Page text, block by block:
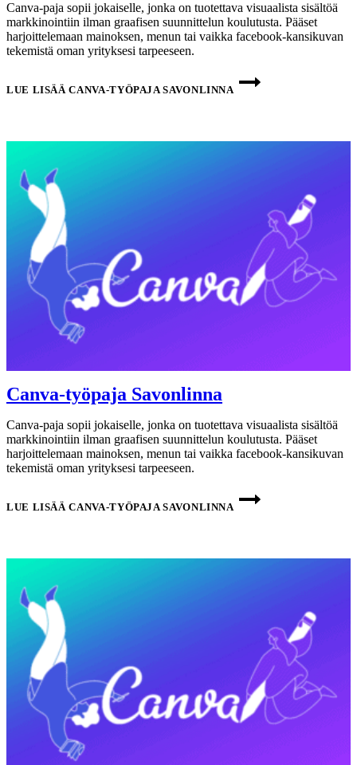
Canva-paja sopii jokaiselle, jonka on tuotettava visuaalista sisältöä
markkinointiin ilman graafisen suunnittelun koulutusta. Pääset
harjoittelemaan mainoksen, menun tai vaikka facebook-kansikuvan
tekemistä oman yrityksesi tarpeeseen.
LUE LISÄÄCANVA-TYÖPAJA SAVONLINNA
Canva-työpaja Savonlinna
Canva-paja sopii jokaiselle, jonka on tuotettava visuaalista sisältöä
markkinointiin ilman graafisen suunnittelun koulutusta. Pääset
harjoittelemaan mainoksen, menun tai vaikka facebook-kansikuvan
tekemistä oman yrityksesi tarpeeseen.
LUE LISÄÄCANVA-TYÖPAJA SAVONLINNA